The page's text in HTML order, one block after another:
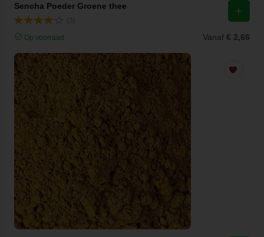
Sencha Poeder Groene thee
Op voorraad Vanaf € 2,66